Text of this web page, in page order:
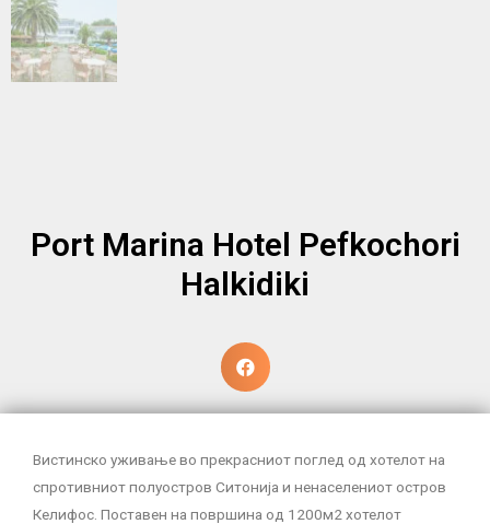
Port Marina Hotel Pefkochori
Halkidiki
Вистинско уживање во прекрасниот поглед од хотелот на
спротивниот полуостров Ситонија и ненаселениот остров
Келифос. Поставен на површина од 1200м2 хотелот